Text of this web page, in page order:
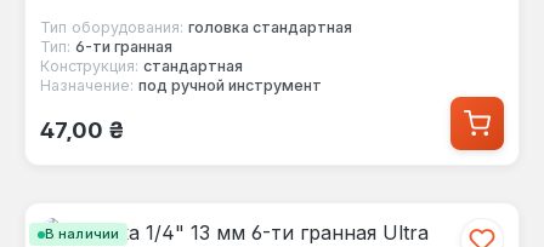
Тип оборудования: головка стандартная
Тип: 6-ти гранная
Конструкция: стандартная
Назначение: под ручной инструмент
Обычная цена:
47,00 ₴
В наличии